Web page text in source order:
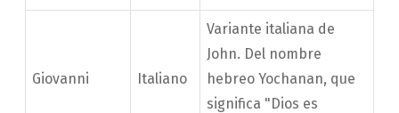
Giovanni Italiano
Variante italiana de
John. Del nombre
hebreo Yochanan, que
significa "Dios es